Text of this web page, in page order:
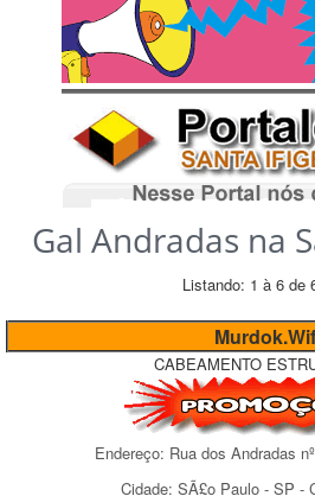
Gal Andradas na
Listando: 1 à 6 de
CABEAMENTO
Endereço: Rua dos Andradas
Cidade: SÃ£o Paulo- SP -